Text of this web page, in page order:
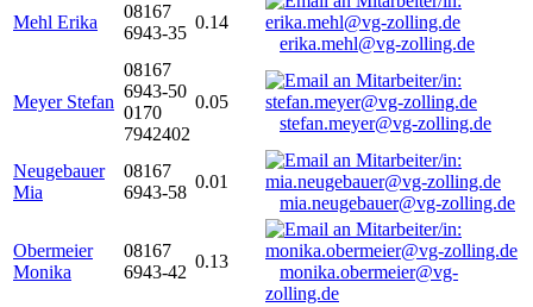
Mehl Erika
08167
6943-35
0.14
erika.mehl@vg-zolling.de
Meyer Stefan
08167
6943-50
0170
7942402
0.05
stefan.meyer@vg-zolling.de
Neugebauer
Mia
08167
6943-58
0.01
mia.neugebauer@vg-zolling.de
Obermeier
Monika
08167
6943-42
0.13
monika.obermeier@vg-
zolling.de